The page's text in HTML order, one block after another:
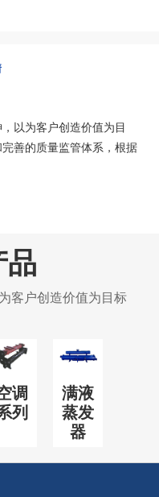
以为客户创造价值为目
善的质量监管体系，根据
品
客户创造价值为目标
调
列
满液
蒸发
器